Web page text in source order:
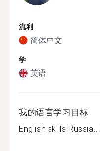
流利
简体中文
学
英语
我的语言学习目标
English skills Russia...